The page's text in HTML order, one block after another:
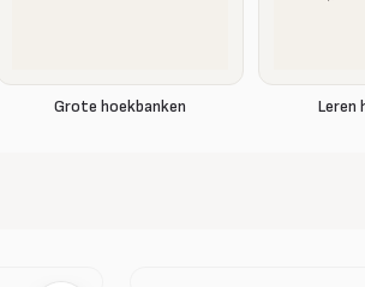
Grote hoekbanken Leren